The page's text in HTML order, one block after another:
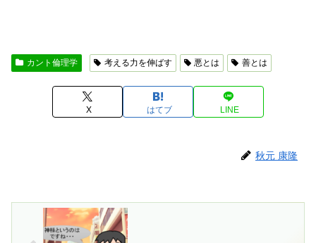
カント倫理学 考える力を伸ばす 悪とは 善とは
X はてブ LINE
秋元 康隆